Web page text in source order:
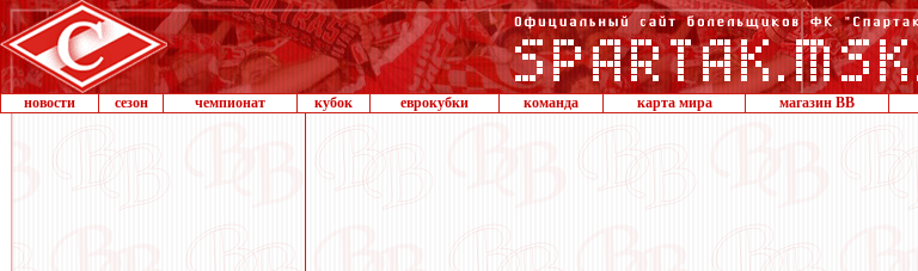
новости сезон чемпионат кубок еврокубки команда карта мира магазин ВВ